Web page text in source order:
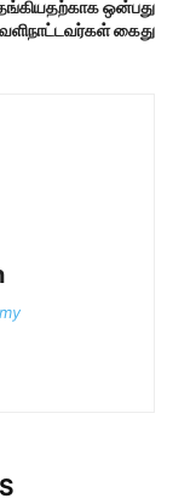
ஒன்பது
கைது